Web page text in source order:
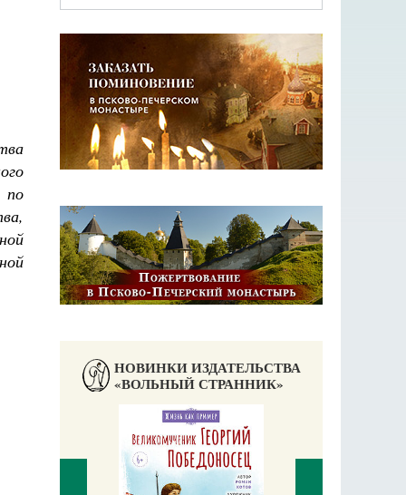
по
НОВИНКИ ИЗДАТЕЛЬСТВА
«ВОЛЬНЫЙ СТРАННИК»
Чего ждет от нас Бог. 10 заповедей Божиих
Святитель Николай Сербский